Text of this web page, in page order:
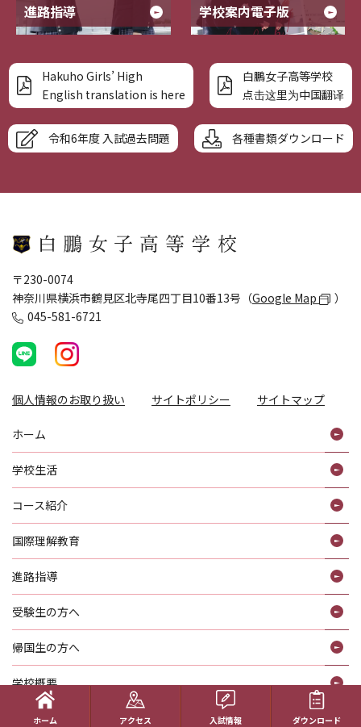
進路指導 学校案内電子版
Hakuho Girls’ High
English translation is here
白鵬女子高等学校
点击这里为中国翻译
令和6年度 入試過去問題 各種書類ダウンロード
〒230-0074
神奈川県横浜市鶴見区北寺尾四丁目10番13号（Google Map
）
045-581-6721
個人情報のお取り扱い サイトポリシー サイトマップ
ホーム
学校生活
コース紹介
国際理解教育
進路指導
受験生の方へ
帰国生の方へ
学校概要
在校生の方へ
ホーム アクセス 入試情報 ダウンロード